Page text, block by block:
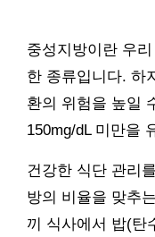
중성지방이란 우
한 종류입니다. 하
환의 위험을 높일
150mg/dL 미만을
건강한 식단 관리
방의 비율을 맞추
끼 식사에서 밥(탄